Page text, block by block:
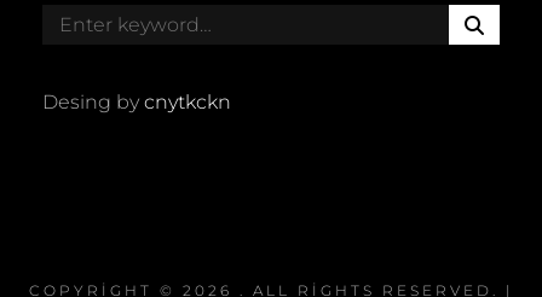
E
Desing by cnytkckn
COPYRIGHT © 2026 . ALL RIGHTS RESERVED. |